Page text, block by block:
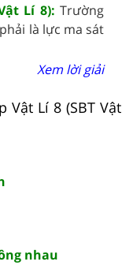
Lí 8): Trường
là lực ma sát
Xem lời giải
Vật Lí 8 (SBT Vật
nhau